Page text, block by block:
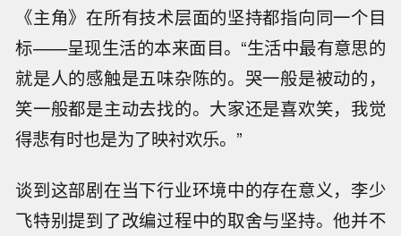
《主角》在所有技术层面的坚持都指向同一个目
标——呈现生活的本来面目。“生活中最有意思的
就是人的感触是五味杂陈的。哭一般是被动的，
笑一般都是主动去找的。大家还是喜欢笑，我觉
得悲有时也是为了映衬欢乐。”
谈到这部剧在当下行业环境中的存在意义，李少
飞特别提到了改编过程中的取舍与坚持。他并不